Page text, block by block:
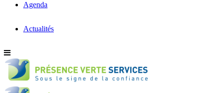
Agenda
Actualités